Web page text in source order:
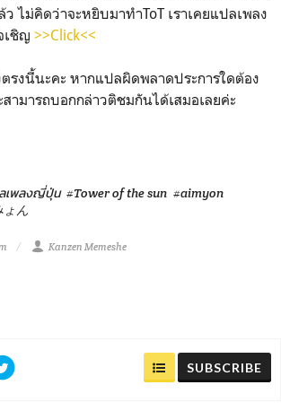
ว ไม่คิดว่าจะหยิบมาทำToT เราเคยแปลเพลง
เชิญ >>Click<<
งนี้นะคะ หากแปลผิดพลาดประการใดต้อง
ามารถบอกกล่าวติชมกันได้เสมอเลยค่ะ
เพลงญี่ปุ่น #Tower of the sun #aimyon
ょん
Kanzen Memeshe
SUBSCRIBE